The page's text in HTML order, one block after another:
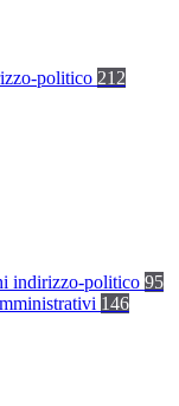
politico 212
indirizzo-politico 95
146